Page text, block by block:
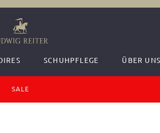
SCHUHPFLEGE ÜBER UNS
SALE